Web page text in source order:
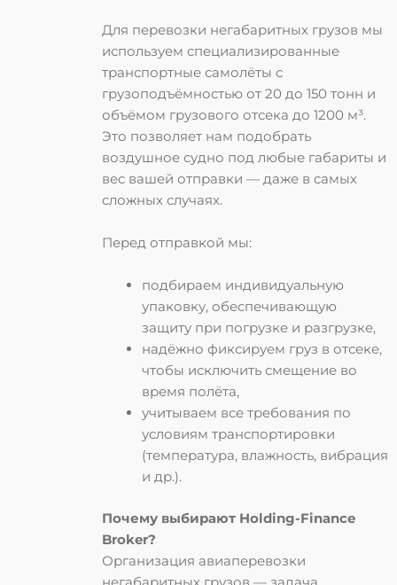
Для перевозки негабаритных грузов мы
используем специализированные
транспортные самолёты с
грузоподъёмностью от 20 до 150 тонн и
объёмом грузового отсека до 1200 м³.
Это позволяет нам подобрать
воздушное судно под любые габариты и
вес вашей отправки — даже в самых
сложных случаях.
Перед отправкой мы:
подбираем индивидуальную
упаковку, обеспечивающую
защиту при погрузке и разгрузке,
надёжно фиксируем груз в отсеке,
чтобы исключить смещение во
время полёта,
учитываем все требования по
условиям транспортировки
(температура, влажность, вибрация
и др.).
Почему выбирают Holding-Finance
Broker?
Организация авиаперевозки